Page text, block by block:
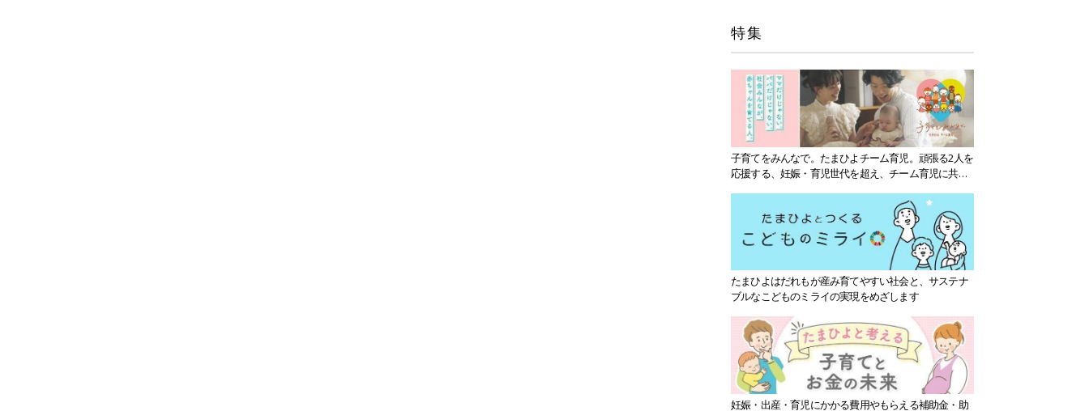
特集
子育てをみんなで。たまひよチーム育児。頑張る2人を
応援する、妊娠・育児世代を超え、チーム育児に共感
たまひよはだれもが産み育てやすい社会と、サステナ
ブルなこどものミライの実現をめざします
妊娠・出産・育児にかかる費用やもらえる補助金・助